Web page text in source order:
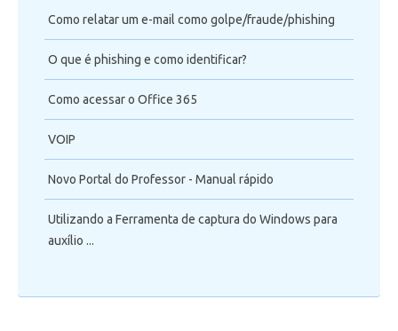
Como relatar um e-mail como golpe/fraude/phishing
O que é phishing e como identificar?
Como acessar o Office 365
VOIP
Novo Portal do Professor - Manual rápido
Utilizando a Ferramenta de captura do Windows para
auxílio ...